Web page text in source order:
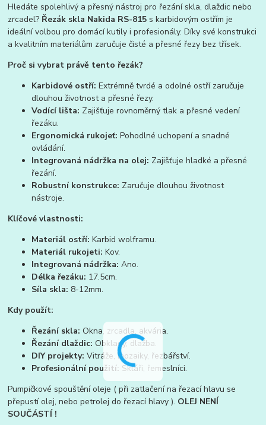
Hledáte spolehlivý a přesný nástroj pro řezání skla, dlaždic nebo
zrcadel? Řezák skla Nakida RS-815 s karbidovým ostřím je
ideální volbou pro domácí kutily i profesionály. Díky své konstrukci
a kvalitním materiálům zaručuje čisté a přesné řezy bez třísek.
Proč si vybrat právě tento řezák?
Karbidové ostří: Extrémně tvrdé a odolné ostří zaručuje
dlouhou životnost a přesné řezy.
Vodící lišta: Zajišťuje rovnoměrný tlak a přesné vedení
řezáku.
Ergonomická rukojeť: Pohodlné uchopení a snadné
ovládání.
Integrovaná nádržka na olej: Zajišťuje hladké a přesné
řezání.
Robustní konstrukce: Zaručuje dlouhou životnost
nástroje.
Klíčové vlastnosti:
Materiál ostří: Karbid wolframu.
Materiál rukojeti: Kov.
Integrovaná nádržka: Ano.
Délka řezáku: 17.5cm.
Síla skla: 8-12mm.
Kdy použít:
Řezání skla: Okna, zrcadla, akvária.
Řezání dlaždic: Obklady, dlažba.
DIY projekty: Vitráže, mozaiky, řezbářství.
Profesionální použití: Skláři, řemeslníci.
Pumpičkové spouštění oleje ( při zatlačení na řezací hlavu se
přepustí olej, nebo petrolej do řezací hlavy ). OLEJ NENÍ
SOUČÁSTÍ !